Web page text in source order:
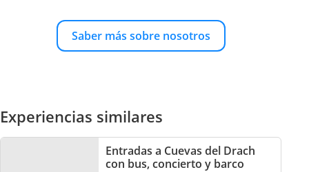
Saber más sobre nosotros
Experiencias similares
Entradas a Cuevas del Drach
con bus, concierto y barco